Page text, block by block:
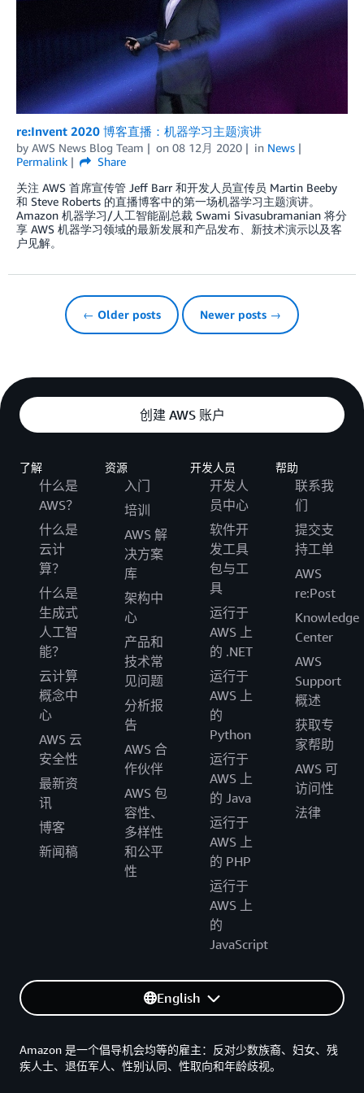
re:Invent 2020 博客直播：机器学习主题演讲
by AWS News Blog Team on 08 12月 2020 in News
Permalink
Share
关注 AWS 首席宣传管 Jeff Barr 和开发人员宣传员 Martin Beeby
和 Steve Roberts 的直播博客中的第一场机器学习主题演讲。
Amazon 机器学习/人工智能副总裁 Swami Sivasubramanian 将分
享 AWS 机器学习领域的最新发展和产品发布、新技术演示以及客
户见解。
← Older posts Newer posts →
创建 AWS 账户
了解
什么是
AWS？
什么是
云计
算？
什么是
生成式
人工智
能？
云计算
概念中
心
AWS 云
安全性
最新资
讯
博客
新闻稿
资源
入门
培训
AWS 解
决方案
库
架构中
心
产品和
技术常
见问题
分析报
告
AWS 合
作伙伴
AWS 包
容性、
多样性
和公平
性
开发人员
开发人
员中心
软件开
发工具
包与工
具
运行于
AWS 上
的 .NET
运行于
AWS 上
的
Python
运行于
AWS 上
的 Java
运行于
AWS 上
的 PHP
运行于
AWS 上
的
JavaScript
帮助
联系我
们
提交支
持工单
AWS
re:Post
Knowledge
Center
AWS
Support
概述
获取专
家帮助
AWS 可
访问性
法律
English
Amazon 是一个倡导机会均等的雇主：反对少数族裔、妇女、残
疾人士、退伍军人、性别认同、性取向和年龄歧视。